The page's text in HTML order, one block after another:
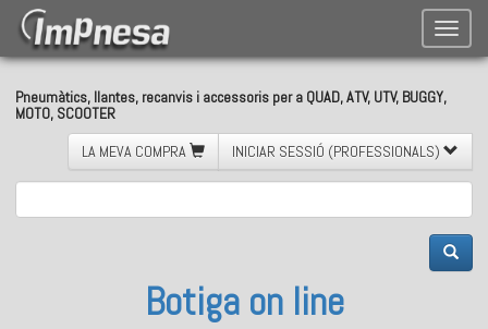
Toggle
Pneumàtics, llantes, recanvis i accessoris per a QUAD, ATV, UTV, BUGGY,
MOTO, SCOOTER
LA MEVA COMPRA
INICIAR SESSIÓ (PROFESSIONALS)
Botiga on line